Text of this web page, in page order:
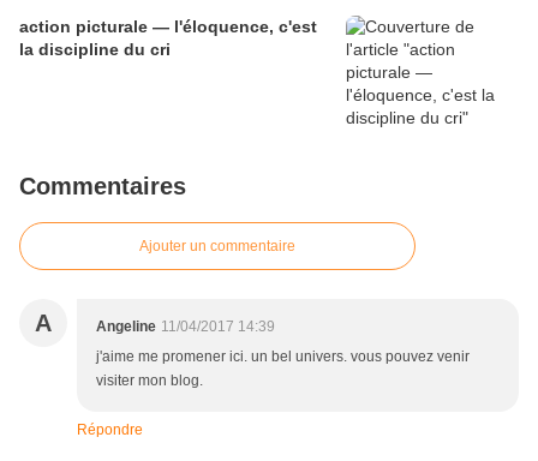
action picturale — l'éloquence, c'est
la discipline du cri
Commentaires
Ajouter un commentaire
A Angeline 11/04/2017 14:39
j'aime me promener ici. un bel univers. vous pouvez venir
visiter mon blog.
Répondre